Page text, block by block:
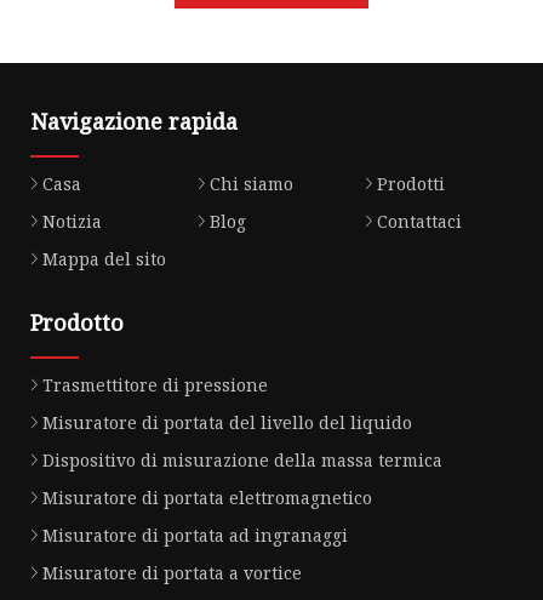
Navigazione rapida
Casa Chi siamo
Prodotti
Notizia
Blog
Contattaci
Mappa del sito
Prodotto
Trasmettitore di pressione
Misuratore di portata del livello del liquido
Dispositivo di misurazione della massa termica
Misuratore di portata elettromagnetico
Misuratore di portata ad ingranaggi
Misuratore di portata a vortice